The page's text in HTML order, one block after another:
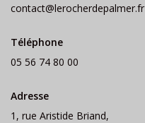
contact@lerocherdepalmer.fr
Téléphone
05 56 74 80 00
Adresse
1, rue Aristide Briand,